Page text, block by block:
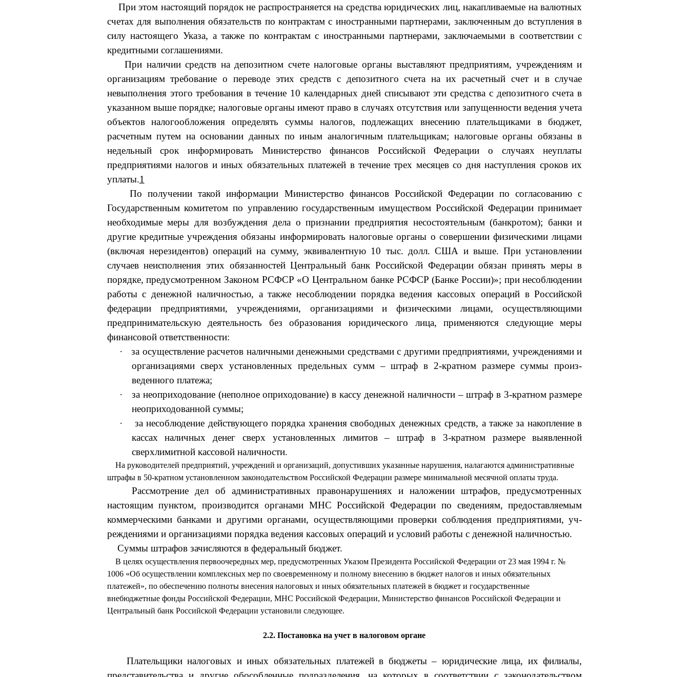
При этом настоящий порядок не распространяется на средства юри­дических лиц, накапливаемые на валютных
счетах для выполнения обя­зательств по контрактам с иностранными партнерами, заключенным до вступления в
силу настоящего Указа, а также по контрактам с ино­странными партнерами, заключаемыми в соответствии с
кредитными соглашениями.
При наличии средств на депозитном счете налоговые органы выстав­ляют предприятиям, учреждениям и
организациям требование о пере­воде этих средств с депозитного счета на их расчетный счет и в случае
невыполнения этого требования в течение 10 календарных дней списы­вают эти средства с депозитного счета в
указанном выше порядке; налоговые органы имеют право в случаях отсутствия или запу­щенности ведения учета
объектов налогообложения определять суммы налогов, подлежащих внесению плательщиками в бюджет,
расчетным путем на основании данных по иным аналогичным плательщикам; налоговые органы обязаны в
недельный срок информировать Министерство финансов Российской Федерации о случаях неуплаты
предприятиями налогов и иных обязательных платежей в течение трех месяцев со дня наступления сроков их
уплаты.1
По получении такой информации Министерство финансов Российс­кой Федерации по согласованию с
Государственным комитетом по управлению государственным имуществом Российской Федерации при­нимает
необходимые меры для возбуждения дела о признании предпри­ятия несостоятельным (банкротом); банки и
другие кредитные учреждения обязаны информировать налоговые органы о совершении физическими лицами
(включая нерези­дентов) операций на сумму, эквивалентную 10 тыс. долл. США и выше. При установлении
случаев неисполнения этих обязанностей Централь­ный банк Российской Федерации обязан принять меры в
порядке, пре­дусмотренном Законом РСФСР «О Центральном банке РСФСР (Банке России)»; при несоблюдении
работы с денежной наличностью, а также не­соблюдении порядка ведения кассовых операций в Российской
федера­ции предприятиями, учреждениями, организациями и физическими ли­цами, осуществляющими
предпринимательскую деятельность без обра­зования юридического лица, применяются следующие меры
финансовой ответственности:
·
за осуществление расчетов наличными денежными средствами с дру­гими предприятиями, учреждениями и
организациями сверх установлен­ных предельных сумм – штраф в 2-кратном размере суммы произ­
веденного платежа;
·
за неоприходование (неполное оприходование) в кассу денежной на­личности – штраф в 3-кратном размере
неоприходованной суммы;
·
за несоблюдение действующего порядка хранения свободных денеж­ных средств, а также за накопление в
кассах наличных денег сверх установленных лимитов – штраф в 3-кратном размере выявленной
сверхлимитной кассовой наличности.
На руководителей предприятий, учреждений и организаций, допусти­вших указанные нарушения, налагаются административные
штрафы в 50-кратном установленном законодательством Российской Федерации размере минимальной месячной оплаты труда.
Рассмотрение дел об административных правонарушениях и наложе­нии штрафов, предусмотренных
настоящим пунктом, производится ор­ганами МНС Российской Федерации по сведениям, предоставляемым
коммерческими банками и другими ор­ганами, осуществляющими проверки соблюдения предприятиями, уч­
реждениями и организациями порядка ведения кассовых операций и ус­ловий работы с денежной наличностью.
Суммы штрафов зачисляются в федеральный бюджет.
В целях осуществления первоочередных мер, предусмотренных Ука­зом Президента Российской Федерации от 23 мая 1994 г. №
1006 «Об осуществлении комплексных мер по своевременному и полному внесе­нию в бюджет налогов и иных обязательных
платежей», по обеспече­нию полноты внесения налоговых и иных обязательных платежей в бю­джет и государственные
внебюджетные фонды Российской Федерации, МНС Российской Федерации, Министерст­во финансов Российской Федерации и
Центральный банк Российской Федерации установили следующее.
2.2. Постановка на учет в налоговом органе
Плательщики налоговых и иных обязательных платежей в бюджеты – юридические лица, их филиалы,